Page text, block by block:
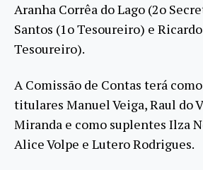
Aranha Corrêa do Lago (2o
Santos (1o Tesoureiro) e
Tesoureiro).
A Comissão de Contas terá
titulares Manuel Veiga, Raul do
Miranda e como suplentes Ilza
Alice Volpe e Lutero Rodrigues.